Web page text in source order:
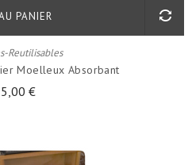
Reutilisables
Moelleux Absorbant
€
PANIER